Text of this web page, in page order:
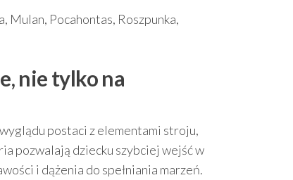
Mulan, Pocahontas, Roszpunka,
nie tylko na
postaci z elementami stroju,
pozwalają dziecku szybciej wejść w
i dążenia do spełniania marzeń.